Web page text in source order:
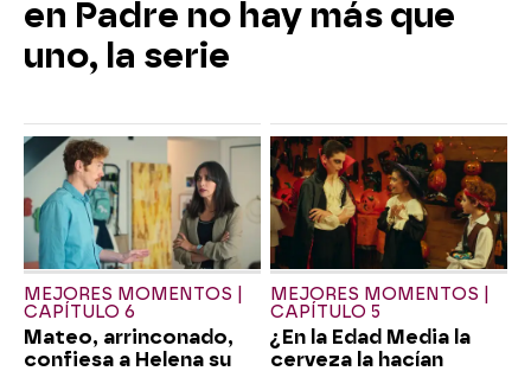
en Padre no hay más que
uno, la serie
MEJORES MOMENTOS |
CAPÍTULO 6
Mateo, arrinconado,
confiesa a Helena su
MEJORES MOMENTOS |
CAPÍTULO 5
¿En la Edad Media la
cerveza la hacían